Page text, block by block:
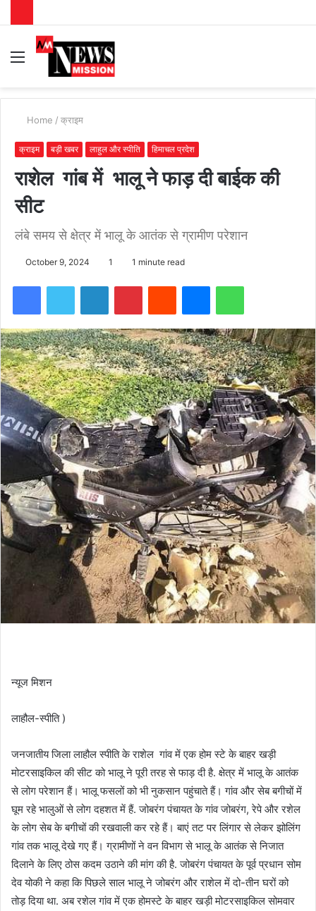
Menu
Home / क्राइम
क्राइम बड़ी खबर लाहुल और स्पीति हिमाचल प्रदेश
राशेल गांब में भालू ने फाड़ दी बाईक की
सीट
लंबे समय से क्षेत्र में भालू के आतंक से ग्रामीण परेशान
October 9, 2024 1 1 minute read
न्यूज मिशन
लाहौल-स्पीति )
जनजातीय जिला लाहौल स्पीति के राशेल गांव में एक होम स्टे के बाहर खड़ी
मोटरसाइकिल की सीट को भालू ने पूरी तरह से फाड़ दी है. क्षेत्र में भालू के आतंक
से लोग परेशान हैं। भालू फसलों को भी नुकसान पहुंचाते हैं। गांव और सेब बगीचों में
घूम रहे भालुओं से लोग दहशत में हैं. जोबरंग पंचायत के गांव जोबरंग, रेपे और रशेल
के लोग सेब के बगीचों की रखवाली कर रहे हैं। बाएं तट पर लिंगार से लेकर झोलिंग
गांव तक भालू देखे गए हैं। ग्रामीणों ने वन विभाग से भालू के आतंक से निजात
दिलाने के लिए ठोस कदम उठाने की मांग की है. जोबरंग पंचायत के पूर्व प्रधान सोम
देव योकी ने कहा कि पिछले साल भालू ने जोबरंग और राशेल में दो-तीन घरों को
तोड़ दिया था. अब रशेल गांव में एक होमस्टे के बाहर खड़ी मोटरसाइकिल सोमवार